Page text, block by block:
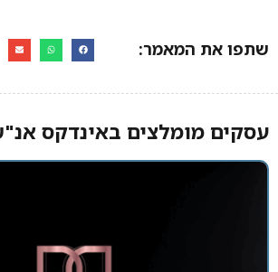
שתפו את המאמר:
עסקים מומלצים באינדקס